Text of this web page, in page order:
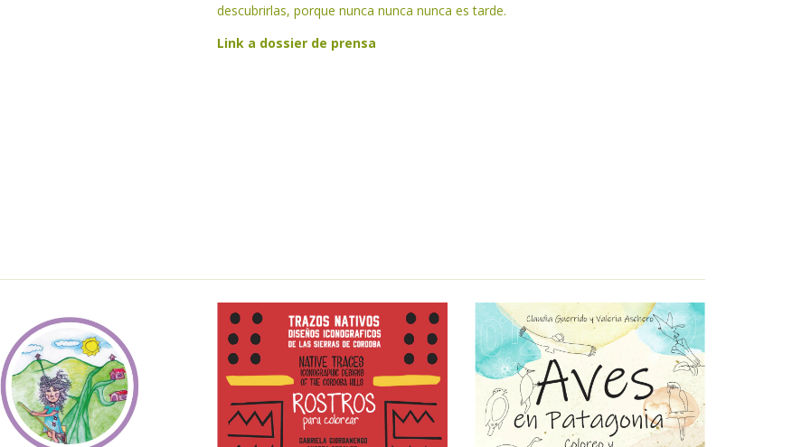
descubrirlas, porque nunca nunca nunca es tarde.
Link a dossier de prensa